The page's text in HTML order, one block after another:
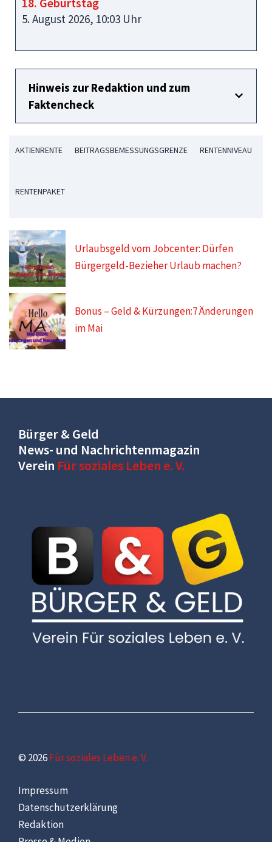
5. August 2026, 10:03 Uhr
Hinweis zur Redaktion und zum
Faktencheck
AKTIENRENTE BEITRAGSBEMESSUNGSGRENZE RENTENNIVEAU
RENTENPAKET
Urlaubsgeld vom Jobcenter: Dürfen
Bürgergeld-Bezieher Urlaub machen?
Bonus – Geld & Kürzungen:7 Änderungen
im Mai
Bürger & Geld
News- und Nachrichtenmagazin
Verein Für soziales Leben e. V.
© 2026Für soziales Leben e. V.
Impressum
Datenschutzerklärung
Redaktion